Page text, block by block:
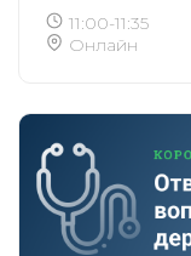
11:00-11:35
Онлайн